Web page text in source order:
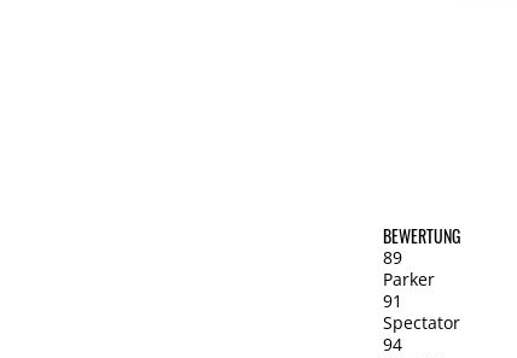
BEWERTUNG
89
Parker
91
Spectator
94